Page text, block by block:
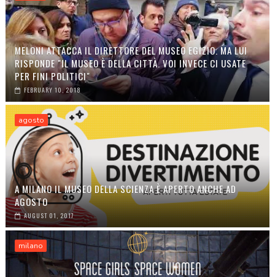
MELONI ATTACCA IL DIRETTORE DEL MUSEO EGIZIO. MA LUI
RISPONDE "IL MUSEO È DELLA CITTÀ. VOI INVECE CI USATE
PER FINI POLITICI"
FEBRUARY 10, 2018
agosto
A MILANO IL MUSEO DELLA SCIENZA È APERTO ANCHE AD
AGOSTO
AUGUST 01, 2017
milano